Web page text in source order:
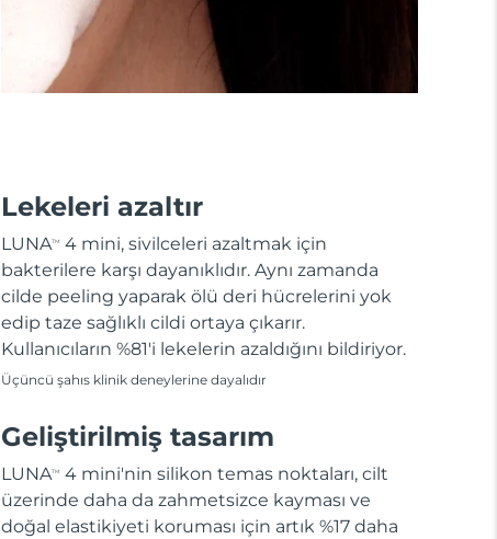
Lekeleri azaltır
LUNATM
4 mini, sivilceleri azaltmak için
bakterilere karşı dayanıklıdır. Aynı zamanda
cilde peeling yaparak ölü deri hücrelerini yok
edip taze sağlıklı cildi ortaya çıkarır.
Kullanıcıların %81'i lekelerin azaldığını bildiriyor.
Üçüncü şahıs klinik deneylerine dayalıdır
Geliştirilmiş tasarım
LUNATM
4 mini'nin silikon temas noktaları, cilt
üzerinde daha da zahmetsizce kayması ve
doğal elastikiyeti koruması için artık %17 daha